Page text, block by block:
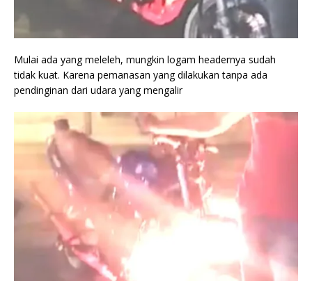
Mulai ada yang meleleh, mungkin logam headernya sudah
tidak kuat. Karena pemanasan yang dilakukan tanpa ada
pendinginan dari udara yang mengalir